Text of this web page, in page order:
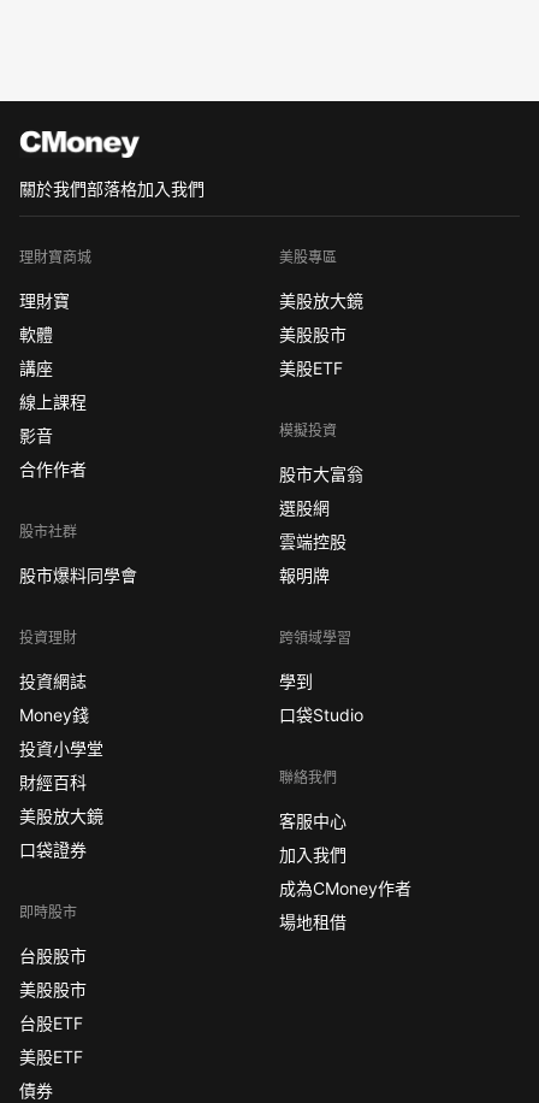
關於我們部落格加入我們
理財寶商城
理財寶
軟體
講座
線上課程
影音
合作作者
股市社群
股市爆料同學會
投資理財
投資網誌
Money錢
投資小學堂
財經百科
美股放大鏡
口袋證券
即時股市
台股股市
美股股市
台股ETF
美股ETF
債券
美股專區
美股放大鏡
美股股市
美股ETF
模擬投資
股市大富翁
選股網
雲端控股
報明牌
跨領域學習
學到
口袋Studio
聯絡我們
客服中心
加入我們
成為CMoney作者
場地租借